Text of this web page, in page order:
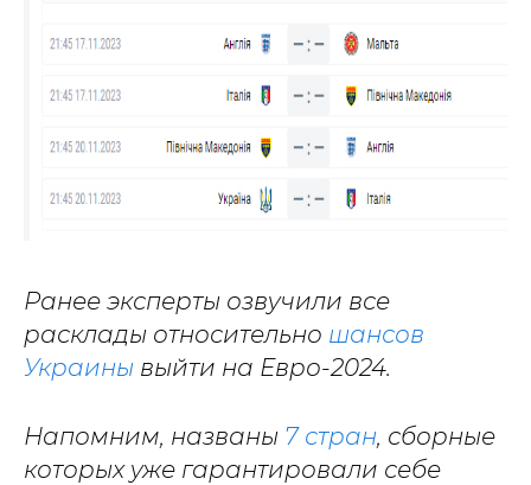
Ранее эксперты озвучили все
расклады относительно шансов
Украины выйти на Евро-2024.
Напомним, названы 7 стран, сборные
которых уже гарантировали себе